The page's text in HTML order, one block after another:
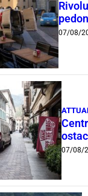
07/08/
07/08/